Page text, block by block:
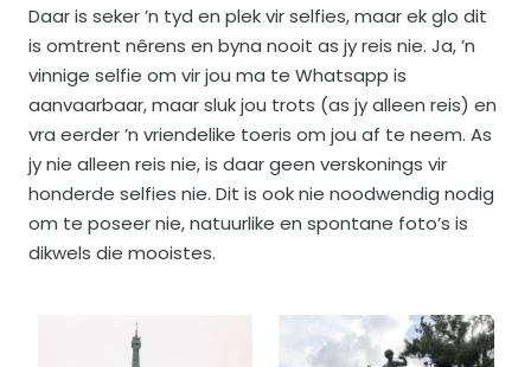
Daar is seker ’n tyd en plek vir selfies, maar ek glo dit
is omtrent nêrens en byna nooit as jy reis nie. Ja, ’n
vinnige selfie om vir jou ma te Whatsapp is
aanvaarbaar, maar sluk jou trots (as jy alleen reis) en
vra eerder ’n vriendelike toeris om jou af te neem. As
jy nie alleen reis nie, is daar geen verskonings vir
honderde selfies nie. Dit is ook nie noodwendig nodig
om te poseer nie, natuurlike en spontane foto’s is
dikwels die mooistes.